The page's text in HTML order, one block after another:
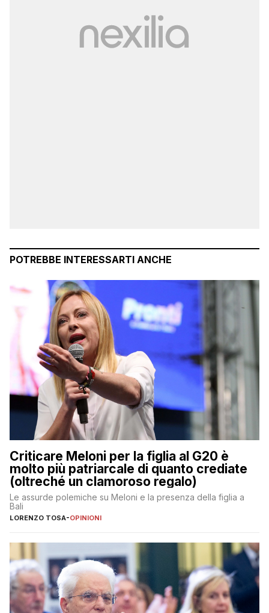
POTREBBE INTERESSARTI ANCHE
Criticare Meloni per la figlia al G20 è
molto più patriarcale di quanto crediate
(oltreché un clamoroso regalo)
Le assurde polemiche su Meloni e la presenza della figlia a
Bali
LORENZO TOSA-OPINIONI